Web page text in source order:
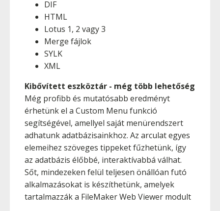
DIF
HTML
Lotus 1, 2 vagy 3
Merge fájlok
SYLK
XML
Kibővített eszköztár - még több lehetőség
Még profibb és mutatósabb eredményt
érhetünk el a Custom Menu funkció
segítségével, amellyel saját menürendszert
adhatunk adatbázisainkhoz. Az arculat egyes
elemeihez szöveges tippeket fűzhetünk, így
az adatbázis élőbbé, interaktívabbá válhat.
Sőt, mindezeken felül teljesen önállóan futó
alkalmazásokat is készíthetünk, amelyek
tartalmazzák a FileMaker Web Viewer modult